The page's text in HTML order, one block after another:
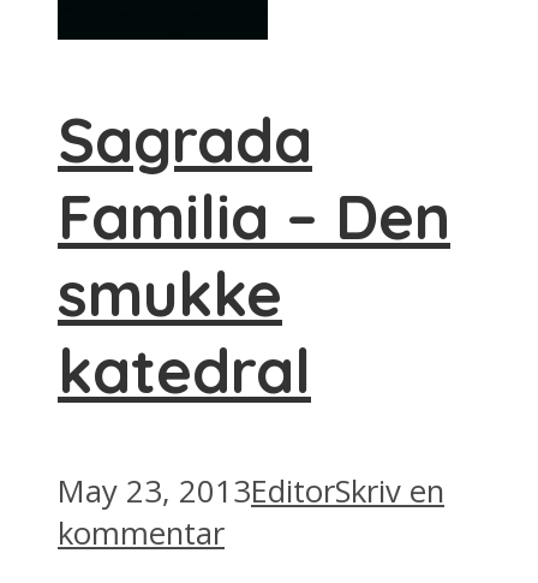
Sagrada
Familia – Den
smukke
katedral
May 23, 2013EditorSkriv en
kommentar